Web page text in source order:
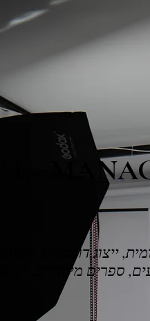
E L
ייצוג דוגמניות,
ספרים מיוחדים,